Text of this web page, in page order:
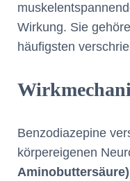
Wirkung. Sie
häufigsten
Benzodiazepine
körpereigenen
Aminobuttersäure)